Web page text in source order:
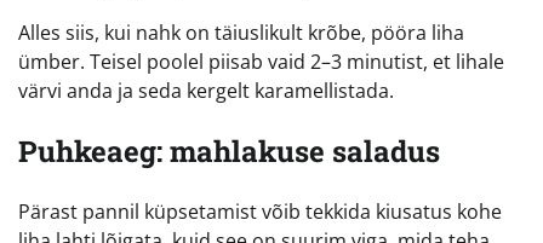
Alles siis, kui nahk on täiuslikult krõbe, pööra liha
ümber. Teisel poolel piisab vaid 2–3 minutist, et lihale
värvi anda ja seda kergelt karamellistada.
Puhkeaeg: mahlakuse saladus
Pärast pannil küpsetamist võib tekkida kiusatus kohe